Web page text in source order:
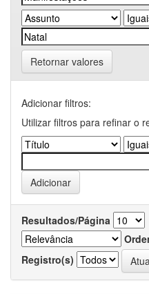
Retornar valores
Adicionar filtros:
Utilizar filtros para refinar o
Resultados/Página
Registro(s)